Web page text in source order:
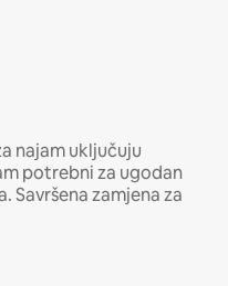
najam uključuju
potrebni za ugodan
Savršena zamjena za